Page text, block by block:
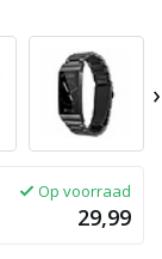
›
Op voorraad
29,99